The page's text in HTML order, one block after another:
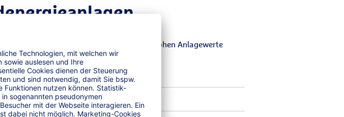
Mit dem Spezialkonzept sichern Sie die hohen Anlagewerte
Sachschäden ab.